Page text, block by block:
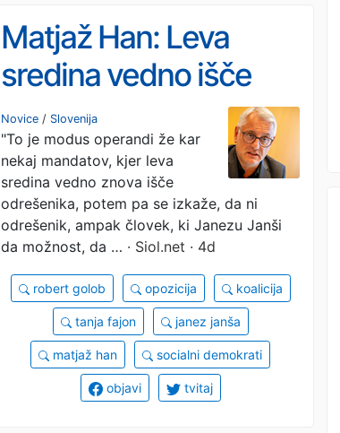
Matjaž Han: Leva
sredina vedno išče
odrešenika, dobi pa
Janševo vlado #video
Novice / Slovenija
"To je modus operandi že kar
nekaj mandatov, kjer leva
sredina vedno znova išče
odrešenika, potem pa se izkaže, da ni
odrešenik, ampak človek, ki Janezu Janši
da možnost, da … · Siol.net · 4d
robert golob opozicija koalicija
tanja fajon janez janša
matjaž han socialni demokrati
objavi tvitaj